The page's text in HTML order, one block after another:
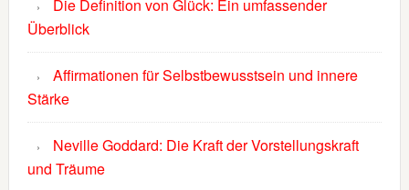
Die Definition von Glück: Ein umfassender
Überblick
Affirmationen für Selbstbewusstsein und innere
Stärke
Neville Goddard: Die Kraft der Vorstellungskraft
und Träume